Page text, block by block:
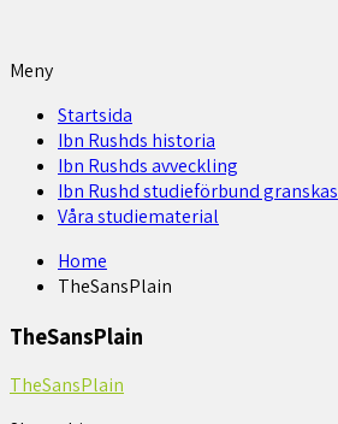
Meny
Startsida
Ibn Rushds historia
Ibn Rushds avveckling
Ibn Rushd studieförbund granskas​
Våra studiematerial
Home
TheSansPlain
TheSansPlain
TheSansPlain